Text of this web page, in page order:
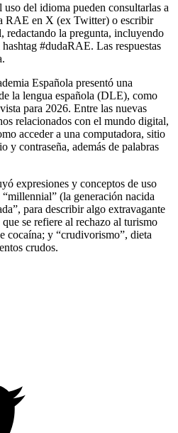
uso del idioma pueden consultarlas a
RAE en X (ex Twitter) o escribir
redactando la pregunta, incluyendo
#dudaRAE. Las respuestas
Española presentó una
la lengua española (DLE), como
para 2026. Entre las nuevas
relacionados con el mundo digital,
acceder a una computadora, sitio
y contraseña, además de palabras
expresiones y conceptos de uso
(la generación nacida
para describir algo extravagante
se refiere al rechazo al turismo
cocaína; y “crudivorismo”, dieta
crudos.